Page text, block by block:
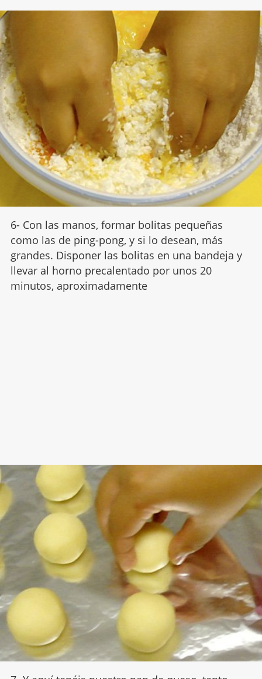
6- Con las manos, formar bolitas pequeñas
como las de ping-pong, y si lo desean, más
grandes. Disponer las bolitas en una bandeja y
llevar al horno precalentado por unos 20
minutos, aproximadamente